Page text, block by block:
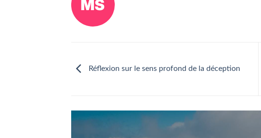
Réflexion sur le sens profond de la déception